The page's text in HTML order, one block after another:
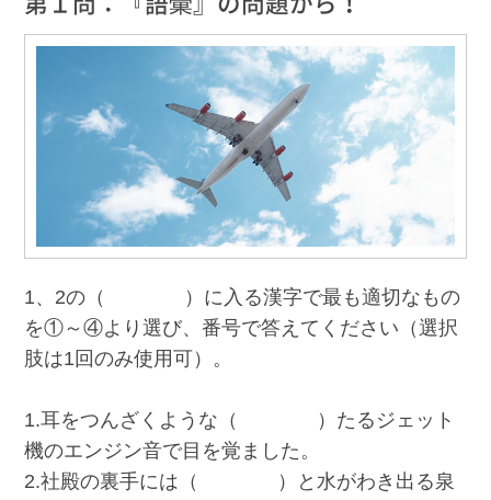
1、2の（ ）に入る漢字で最も適切なもの
を①～④より選び、番号で答えてください（選択
肢は1回のみ使用可）。
1.耳をつんざくような（ ）たるジェット
機のエンジン音で目を覚ました。
2.社殿の裏手には（ ）と水がわき出る泉